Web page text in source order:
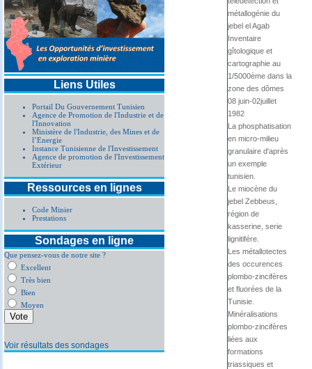
Liens Utiles
Portail Du Gouvernement Tunisien
Agence de Promotion de l'Industrie et de
l'Innovation
Ministère de l'Industrie, des Mines et de
l’Energie
Instance Tunisienne de l'Investissement
Agence de promotion de l'Investissement
Extérieur
Ressources en lignes
Code Minier
Prestations
Sondages en ligne
Que pensez-vous de notre site ?
Excellent
Très bien
Bien
Moyen
Voir résultats des sondages
métallogénie du
jebel el Agab
Inventaire
gîtologique et
cartographie au
1/5000ème dans la
zone des dômes
08 juin-02juillet
1982
La phosphatisation
en micro-milieu
granulaire d'après
un exemple
tunisien.
Le miocène du
jebel Zebbeus,
région de
kasserine, serie
lignitifére.
Les métallotectes
des occurences
plombo-zincifères
et fluorées de la
Tunisie.
Minéralisations
plombo-zincifères
liées aux
formations
triassiques et